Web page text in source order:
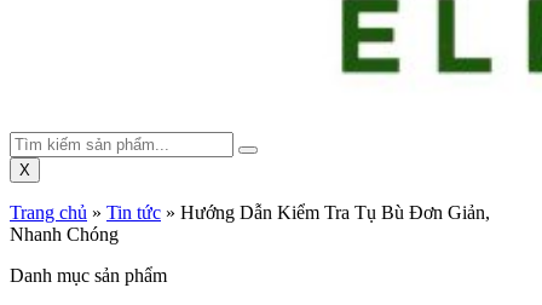
X
Trang chủ » Tin tức » Hướng Dẫn Kiểm Tra Tụ Bù Đơn Giản,
Nhanh Chóng
Danh mục sản phẩm